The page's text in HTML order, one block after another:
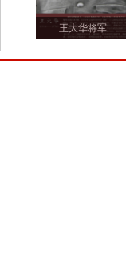
王大华将军